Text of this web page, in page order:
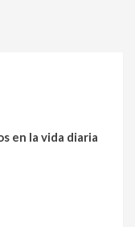
en la vida diaria